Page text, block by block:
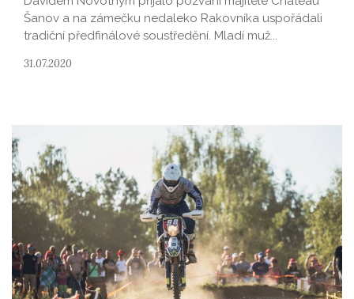
Šanov a na zámečku nedaleko Rakovníka uspořádali
tradiční předfinálové soustředění. Mladí muž...
31.07.2020